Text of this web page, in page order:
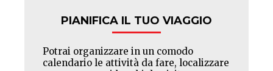
PIANIFICA IL TUO VIAGGIO
Potrai organizzare in un comodo
calendario le attività da fare, localizzare